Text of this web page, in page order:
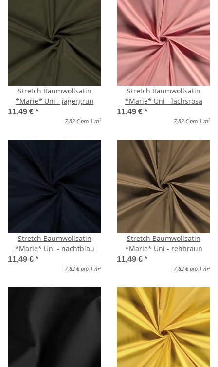
Stretch Baumwollsatin
*Marie* Uni - jägergrün
11,49 € *
7,82 € pro 1 m 2
Stretch Baumwollsatin
*Marie* Uni - lachsrosa
11,49 € *
7,82 € pro 1 m 2
Stretch Baumwollsatin
*Marie* Uni - nachtblau
11,49 € *
7,82 € pro 1 m 2
Stretch Baumwollsatin
*Marie* Uni - rehbraun
11,49 € *
7,82 € pro 1 m 2